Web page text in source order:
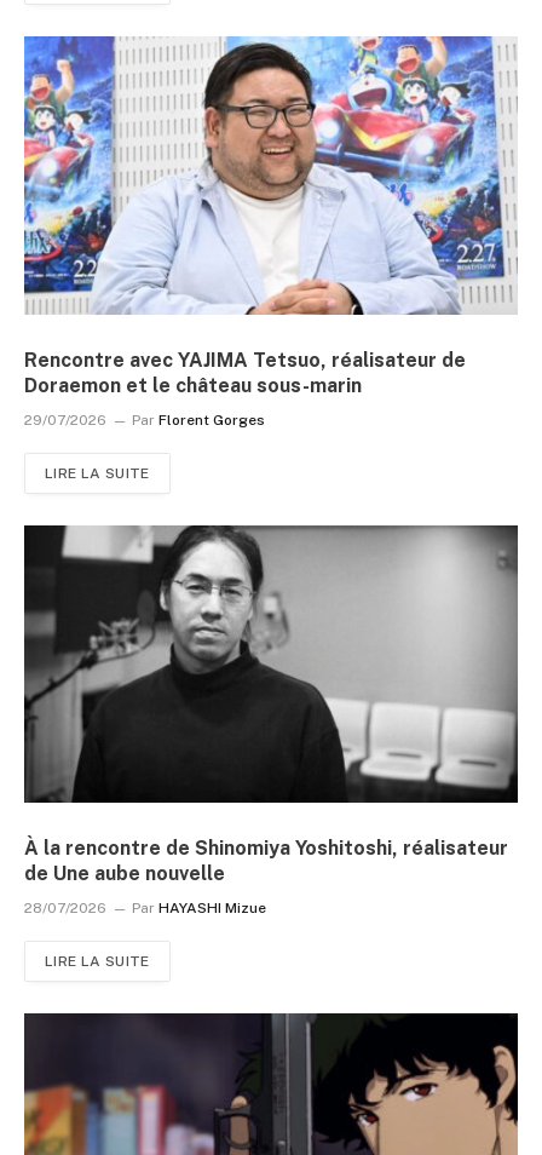
Rencontre avec YAJIMA Tetsuo, réalisateur de
Doraemon et le château sous-marin
29/07/2026 Par Florent Gorges
LIRE LA SUITE
À la rencontre de Shinomiya Yoshitoshi, réalisateur
de Une aube nouvelle
28/07/2026 Par HAYASHI Mizue
LIRE LA SUITE